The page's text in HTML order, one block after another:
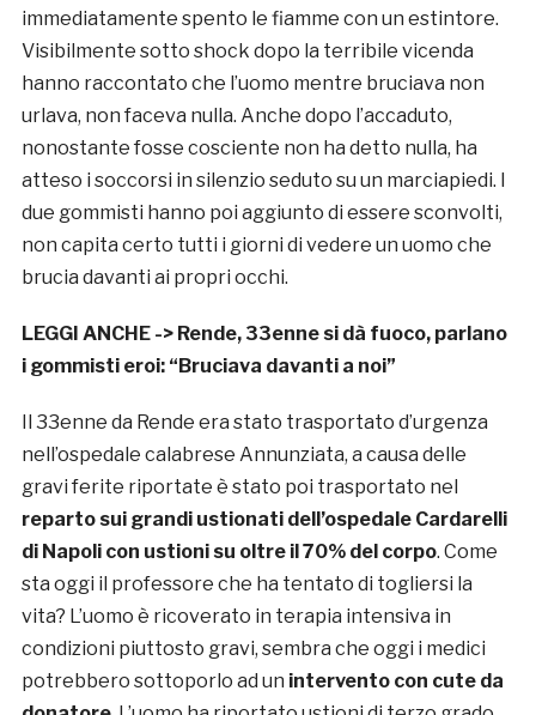
immediatamente spento le fiamme con un estintore.
Visibilmente sotto shock dopo la terribile vicenda
hanno raccontato che l’uomo mentre bruciava non
urlava, non faceva nulla. Anche dopo l’accaduto,
nonostante fosse cosciente non ha detto nulla, ha
atteso i soccorsi in silenzio seduto su un marciapiedi. I
due gommisti hanno poi aggiunto di essere sconvolti,
non capita certo tutti i giorni di vedere un uomo che
brucia davanti ai propri occhi.
LEGGI ANCHE -> Rende, 33enne si dà fuoco, parlano
i gommisti eroi: “Bruciava davanti a noi”
Il 33enne da Rende era stato trasportato d’urgenza
nell’ospedale calabrese Annunziata, a causa delle
gravi ferite riportate è stato poi trasportato nel
reparto sui grandi ustionati dell’ospedale Cardarelli
di Napoli con ustioni su oltre il 70% del corpo. Come
sta oggi il professore che ha tentato di togliersi la
vita? L’uomo è ricoverato in terapia intensiva in
condizioni piuttosto gravi, sembra che oggi i medici
potrebbero sottoporlo ad un intervento con cute da